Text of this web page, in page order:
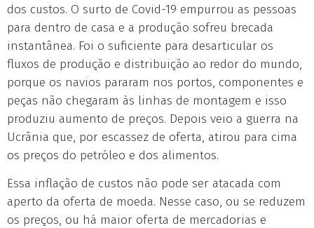
dos custos. O surto de Covid-19 empurrou as pessoas
para dentro de casa e a produção sofreu brecada
instantânea. Foi o suficiente para desarticular os
fluxos de produção e distribuição ao redor do mundo,
porque os navios pararam nos portos, componentes e
peças não chegaram às linhas de montagem e isso
produziu aumento de preços. Depois veio a guerra na
Ucrânia que, por escassez de oferta, atirou para cima
os preços do petróleo e dos alimentos.
Essa inflação de custos não pode ser atacada com
aperto da oferta de moeda. Nesse caso, ou se reduzem
os preços, ou há maior oferta de mercadorias e